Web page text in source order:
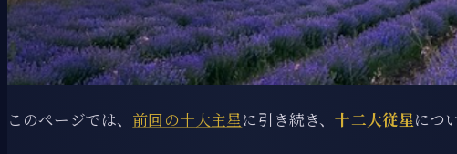
このページでは、 前回の十大主星に引き続き、十二大従星につ